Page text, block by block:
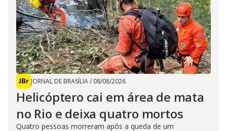
JORNAL DE BRASÍLIA/ 08/08/2026
Helicóptero cai em área de mata
no Rio e deixa quatro mortos
Quatro pessoas morreram após a queda de um